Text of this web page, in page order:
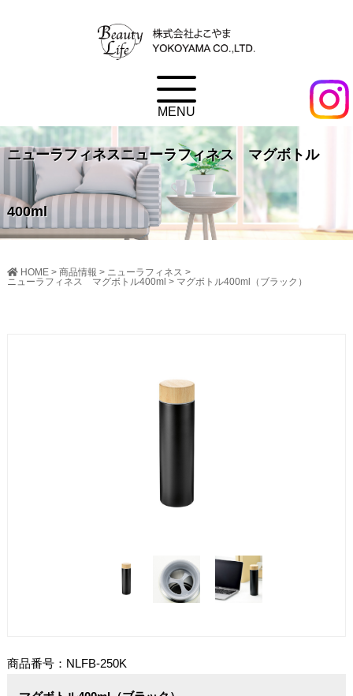
ニューラフィネスニューラフィネス マグボトル
400ml
HOME> 商品情報 > ニューラフィネス >
ニューラフィネス マグボトル400ml > マグボトル400ml（ブラック）
商品番号：NLFB-250K